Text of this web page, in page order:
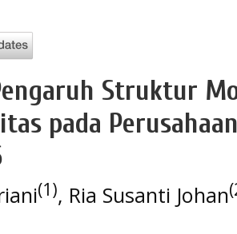
Struktur
pada
(1), Ria Susanti Johan